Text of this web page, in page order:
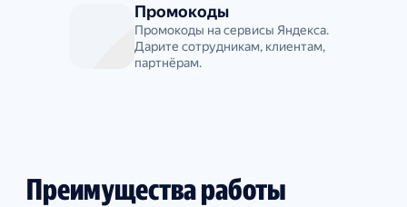
Промокоды
Промокоды на сервисы Яндекса.
Дарите сотрудникам, клиентам,
партнёрам.
Преимущества работы